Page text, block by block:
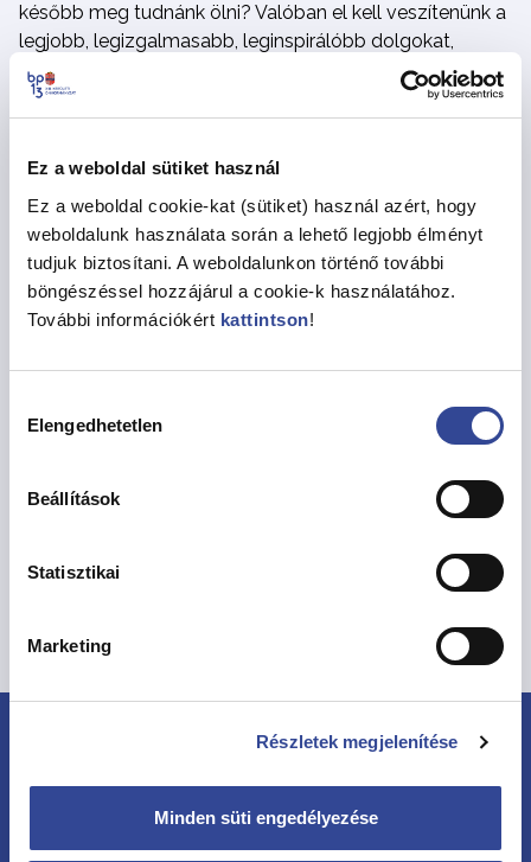
Ez a weboldal sütiket használ
Ez a weboldal cookie-kat (sütiket) használ azért, hogy
weboldalunk használata során a lehető legjobb élményt
tudjuk biztosítani. A weboldalunkon történő további
böngészéssel hozzájárul a cookie-k használatához.
További információkért kattintson!
kiválasztása
Elengedhetetlen
Beállítások
Statisztikai
Marketing
Részletek megjelenítése
Minden süti engedélyezése
később meg tudnánk ölni? Valóban el kell veszítenünk a
legjobb, legizgalmasabb, leginspirálóbb dolgokat,
amiket egy párkapcsolat nyújtani képes? Miért ne
őrizhetnénk meg hosszú évtizedeken át, és miért ne
fedezhetnénk fel benne új dolgokat? Vagy új műsorhoz
új férfi kell? Miért ne élhetnénk át a szenvedélyt, az
már csak egyre drágább krémeknek köszönhetően
bársonyos? Miért ne találhatnánk rá akár a B oldalon a
másik felünkre, csak azért, mert az A oldal ezt nem
pörgette ki nekünk? És egyáltalán: tényleg mindenkinek
szüksége van egy állandó társra a boldogsághoz?
A B oldal kihívásai, érzékenységei, szépségei sok-sok
humorral és közismert emberek életpéldáival …mert
mindenki a boldogságot keresi ..
Vissza az Eseményekhez